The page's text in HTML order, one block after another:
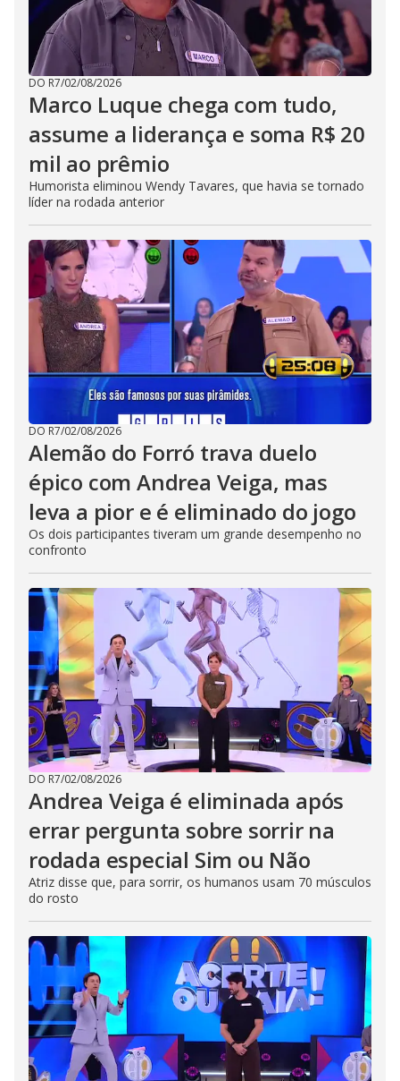
DO R7/02/08/2026
Marco Luque chega com tudo,
assume a liderança e soma R$ 20
mil ao prêmio
Humorista eliminou Wendy Tavares, que havia se tornado
líder na rodada anterior
DO R7/02/08/2026
Alemão do Forró trava duelo
épico com Andrea Veiga, mas
leva a pior e é eliminado do jogo
Os dois participantes tiveram um grande desempenho no
confronto
DO R7/02/08/2026
Andrea Veiga é eliminada após
errar pergunta sobre sorrir na
rodada especial Sim ou Não
Atriz disse que, para sorrir, os humanos usam 70 músculos
do rosto